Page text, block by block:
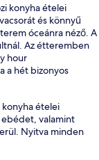
konyha ételei
és könnyű
óceánra néző. A
Az étteremben
hour
a hét bizonyos
konyha ételei
valamint
Nyitva minden